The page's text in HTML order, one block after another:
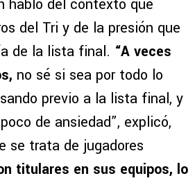
habló del contexto que
del Tri y de la presión que
de la lista final. “A veces
no sé si sea por todo lo
previo a la lista final, y
de ansiedad”, explicó,
se trata de jugadores
titulares en sus equipos, lo